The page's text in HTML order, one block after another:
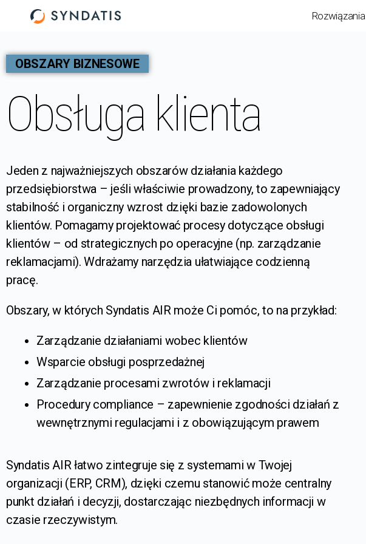
Rozwiązania
OBSZARY BIZNESOWE
Obsługa klienta
Jeden z najważniejszych obszarów działania każdego
przedsiębiorstwa – jeśli właściwie prowadzony, to zapewniający
stabilność i organiczny wzrost dzięki bazie zadowolonych
klientów. Pomagamy projektować procesy dotyczące obsługi
klientów – od strategicznych po operacyjne (np. zarządzanie
reklamacjami). Wdrażamy narzędzia ułatwiające codzienną
pracę.
Obszary, w których Syndatis AIR może Ci pomóc, to na przykład:
Zarządzanie działaniami wobec klientów
Wsparcie obsługi posprzedażnej
Zarządzanie procesami zwrotów i reklamacji
Procedury compliance – zapewnienie zgodności działań z
wewnętrznymi regulacjami i z obowiązującym prawem
Syndatis AIR łatwo zintegruje się z systemami w Twojej
organizacji (ERP, CRM), dzięki czemu stanowić może centralny
punkt działań i decyzji, dostarczając niezbędnych informacji w
czasie rzeczywistym.